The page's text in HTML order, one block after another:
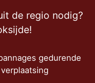
de regio nodig?
gedurende